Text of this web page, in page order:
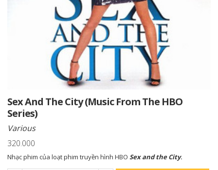
Sex And The City (Music From The HBO
Series)
Various
320.000
Nhạc phim của loạt phim truyền hình HBO Sex and the City.